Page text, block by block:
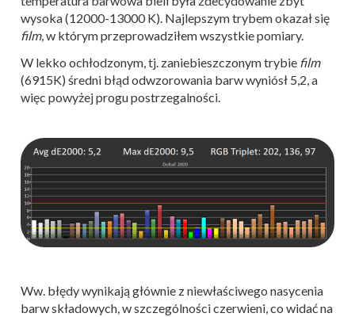
wysoka (12000-13000 K). Najlepszym trybem okazał się
film, w którym przeprowadziłem wszystkie pomiary.
W lekko ochłodzonym, tj. zaniebieszczonym trybie film
(6915K) średni błąd odwzorowania barw wyniósł 5,2, a
więc powyżej progu postrzegalności.
Ww. błędy wynikają głównie z niewłaściwego nasycenia
barw składowych, w szczególności czerwieni, co widać na